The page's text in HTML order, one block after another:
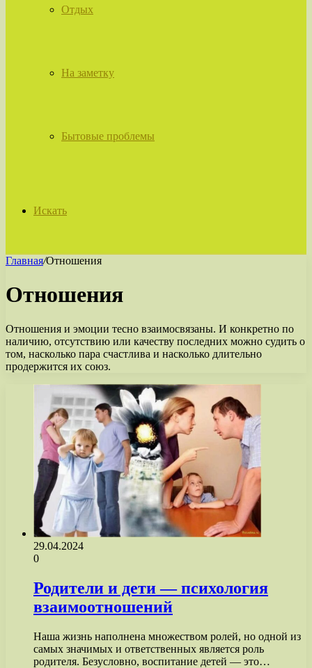
Отдых
На заметку
Бытовые проблемы
Искать
Главная/Отношения
Отношения
Отношения и эмоции тесно взаимосвязаны. И конкретно по
наличию, отсутствию или качеству последних можно судить о
том, насколько пара счастлива и насколько длительно
продержится их союз.
29.04.2024
0
Родители и дети — психология
взаимоотношений
Наша жизнь наполнена множеством ролей, но одной из
самых значимых и ответственных является роль
родителя. Безусловно, воспитание детей — это…